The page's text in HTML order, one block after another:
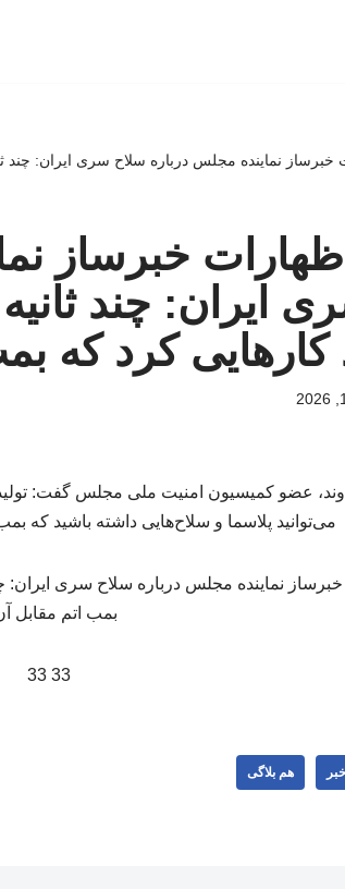
خبرساز نماینده مجلس درباره سلاح سری ایران:
اظهارات خبرساز
ایران: چند
کرد که
عضو کمیسیون امنیت ملی مجلس گفت:
می‌توانید پلاسما و سلاح‌هایی داشته باشید که
33 33
هم بلاگی